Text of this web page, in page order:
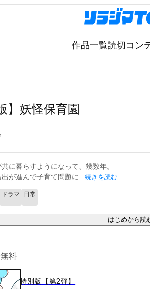
作品一覧読切コン
】妖怪保育園
に暮らすようになって、幾数年。
が進んで子育て問題に ...続きを読む
ドラマ 日常
はじめから読
料
特別版【第2弾】